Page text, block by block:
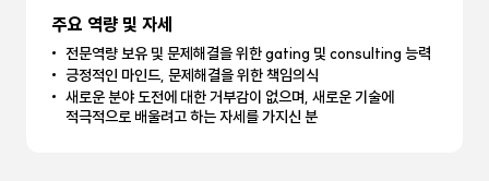
주요 역량 및 자세
전문역량 보유 및 문제해결을 위한 gating 및 consulting 능력
긍정적인 마인드, 문제해결을 위한 책임의식
새로운 분야 도전에 대한 거부감이 없으며, 새로운 기술에
적극적으로 배울려고 하는 자세를 가지신 분